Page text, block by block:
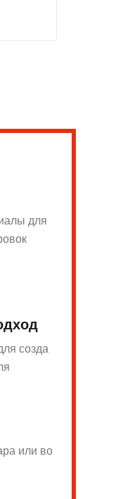
для
созда
или во